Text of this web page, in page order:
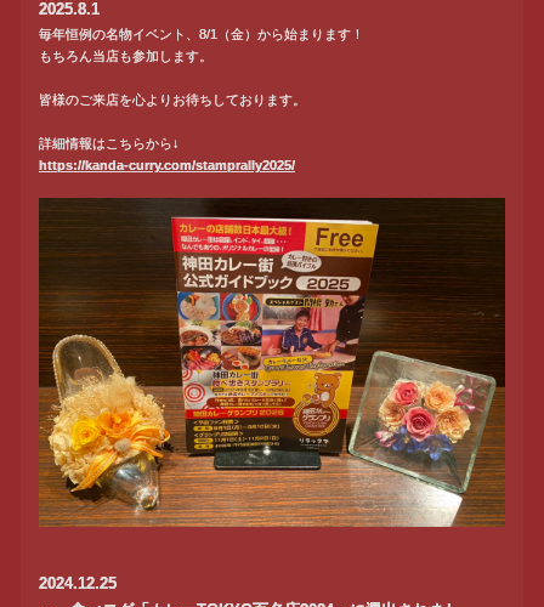
2025.8.1
毎年恒例の名物イベント、8/1（金）から始まります！
もちろん当店も参加します。
皆様のご来店を心よりお待ちしております。
詳細情報はこちらから↓
https://kanda-curry.com/stamprally2025/
2024.12.25